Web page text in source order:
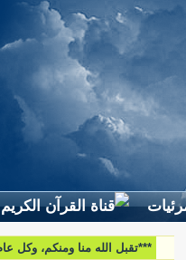
لطرح استفساراتكم وأسئلتكم